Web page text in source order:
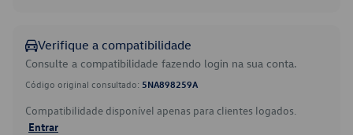
Verifique a compatibilidade
Consulte a compatibilidade fazendo login na sua conta.
Código original consultado: 5NA898259A
Compatibilidade disponível apenas para clientes logados.
Entrar